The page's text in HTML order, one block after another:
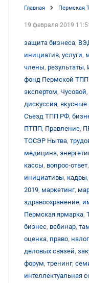
Главная Пермская
19 февраля 2019
защита бизнеса,
инициатив, услуги,
члены, результаты,
фонд Пермской ТПП
экспертом, Чусовой,
дискуссия,
Съезд ТПП РФ,
ПТПП, Правление,
ТОСЭР Нытва,
медицина,
кассы, вопрос-ответ,
инициативы, кадры,
2019, маркетинг,
здравоохранение,
Пермская ярмарка,
бизнес, вебинар,
оценка, право,
деловых связей,
форум, тренинг,
интеллектуальная